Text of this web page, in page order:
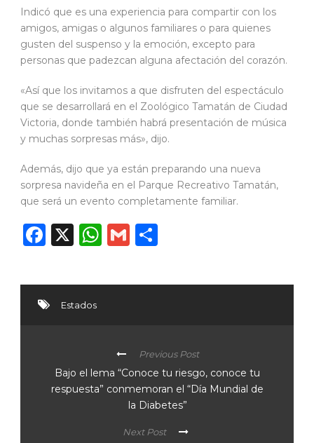
Indicó que es una experiencia para compartir con los
amigos, amigas o algunos familiares o para quienes
gusten del suspenso y la emoción, excepto para
personas que padezcan alguna afectación del corazón.
«Así que los invitamos a que disfruten del espectáculo
que se desarrollará en el Zoológico Tamatán de Ciudad
Victoria, donde también habrá presentación de música
y muchas sorpresas más», dijo.
Además, dijo que ya están preparando una nueva
sorpresa navideña en el Parque Recreativo Tamatán,
que será un evento completamente familiar.
Facebook
X WhatsApp
Gmail
Estados
Previous Post
Bajo el lema “Conoce tu riesgo, conoce tu
respuesta” conmemoran el “Día Mundial de
la Diabetes”
Next Post